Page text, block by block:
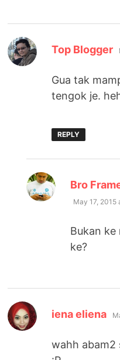
Top Blogger
Gua tak
tengok je.
REPLY
Bro
May 17, 2015
Bukan ke
ke?
iena eliena
wahh abam2